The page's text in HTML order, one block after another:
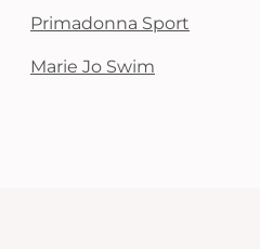
Primadonna Sport
Marie Jo Swim